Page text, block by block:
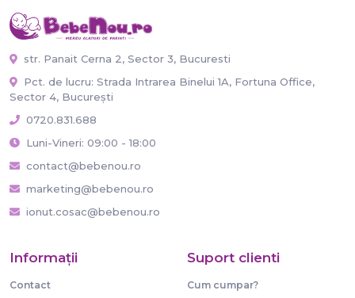
str. Panait Cerna 2, Sector 3, Bucuresti
Pct. de lucru: Strada Intrarea Binelui 1A, Fortuna Office,
Sector 4, București
0720.831.688
Luni-Vineri: 09:00 - 18:00
contact@bebenou.ro
marketing@bebenou.ro
ionut.cosac@bebenou.ro
Informaţii
Contact
Suport clienti
Cum cumpar?